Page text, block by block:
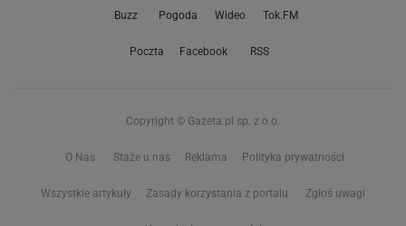
Buzz Pogoda Wideo Tok.FM
Poczta Facebook RSS
Copyright © Gazeta.pl sp. z o.o.
O Nas Staże u nas Reklama Polityka prywatności
Wszystkie artykuły Zasady korzystania z portalu Zgłoś uwagi